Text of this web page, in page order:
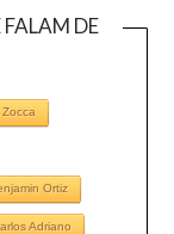
DE
Ortiz
Adriano